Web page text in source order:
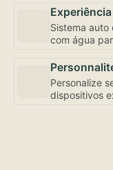
Sistema
com água
Personalize
dispositivos